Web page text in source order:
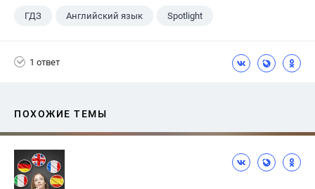
ГДЗ Английский язык Spotlight
1 ответ
ПОХОЖИЕ ТЕМЫ